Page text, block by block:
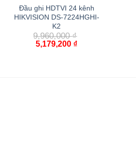
Đầu ghi HDTVI 24 kênh
HIKVISION DS-7224HGHI-
K2
9,960,000₫
5,179,200 ₫